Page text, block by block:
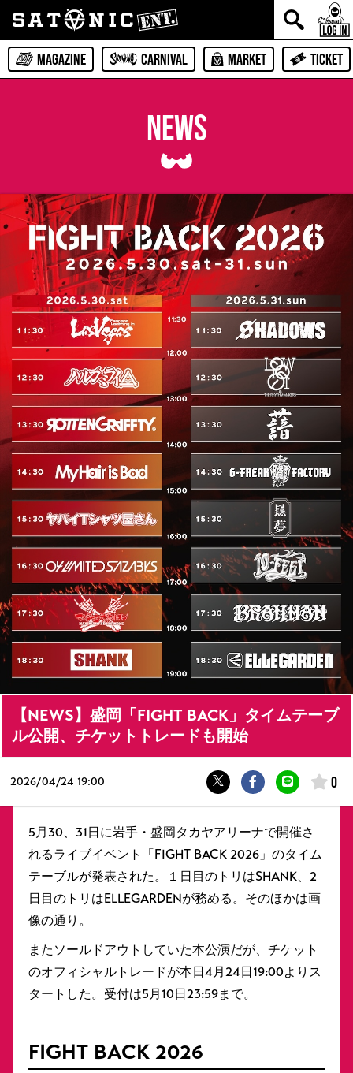
MAGAZINE CARNIVAL MARKET TICKET
NEWS
【NEWS】盛岡「FIGHT BACK」タイムテーブ
ル公開、チケットトレードも開始
2026/04/24 19:00 0
5月30、31日に岩手・盛岡タカヤアリーナで開催さ
れるライブイベント「FIGHT BACK 2026」のタイム
テーブルが発表された。１日目のトリはSHANK、2
日目のトリはELLEGARDENが務める。そのほかは画
像の通り。
またソールドアウトしていた本公演だが、チケット
のオフィシャルトレードが本日4月24日19:00よりス
タートした。受付は5月10日23:59まで。
FIGHT BACK 2026